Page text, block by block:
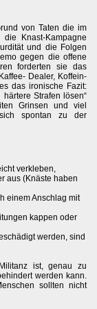
von Taten die im
Knast-Kampagne
und die Folgen
gegen die offene
forderten sie das
Dealer, Koffein-
das ironische Fazit:
Strafen lösen“
Grinsen und viel
spontan zu der
verkleben,
aus (Knäste haben
einem Anschlag mit
kappen oder
werden, sind
ist, genau zu
werden kann.
sollten nicht